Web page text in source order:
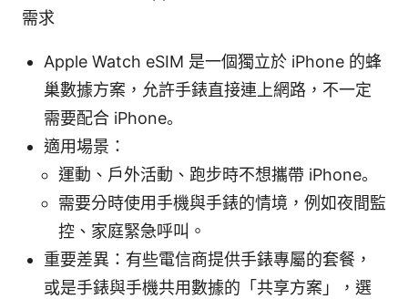
需求
Apple Watch eSIM 是一個獨立於 iPhone 的蜂
巢數據方案，允許手錶直接連上網路，不一定
需要配合 iPhone。
適用場景：
運動、戶外活動、跑步時不想攜帶 iPhone。
需要分時使用手機與手錶的情境，例如夜間監
控、家庭緊急呼叫。
重要差異：有些電信商提供手錶專屬的套餐，
或是手錶與手機共用數據的「共享方案」，選